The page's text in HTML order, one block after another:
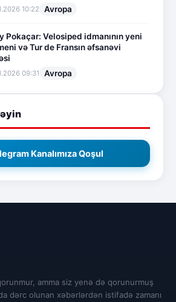
10:22 Avropa
Pokaçar: Velosiped idmanının yeni
və Tur de Fransın əfsanəvi
09:31 Avropa
Kanalımıza Qoşul
amma siz yenə də qorunurmuş
dərc olunan xəbərlərdən istifadə zamanı